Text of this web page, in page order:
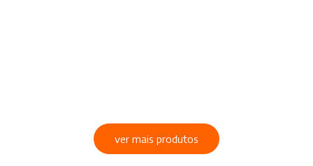
ver mais produtos